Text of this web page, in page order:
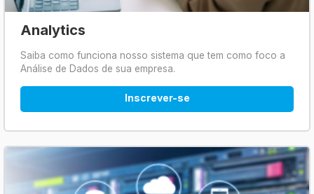
Analytics
Saiba como funciona nosso sistema que tem como foco a
Análise de Dados de sua empresa.
Inscrever-se